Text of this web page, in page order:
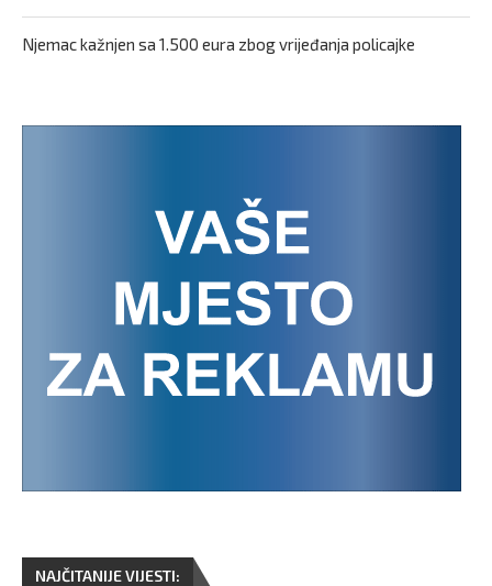
Njemac kažnjen sa 1.500 eura zbog vrijeđanja policajke
NAJČITANIJE VIJESTI: